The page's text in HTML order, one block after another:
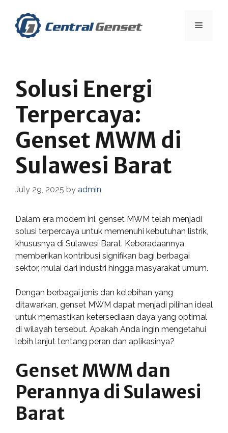
content
Menu
Solusi Energi
Terpercaya:
Genset MWM di
Sulawesi Barat
July 29, 2025 by admin
Dalam era modern ini, genset MWM telah menjadi
solusi terpercaya untuk memenuhi kebutuhan listrik,
khususnya di Sulawesi Barat. Keberadaannya
memberikan kontribusi signifikan bagi berbagai
sektor, mulai dari industri hingga masyarakat umum.
Dengan berbagai jenis dan kelebihan yang
ditawarkan, genset MWM dapat menjadi pilihan ideal
untuk memastikan ketersediaan daya yang optimal
di wilayah tersebut. Apakah Anda ingin mengetahui
lebih lanjut tentang peran dan aplikasinya?
Genset MWM dan
Perannya di Sulawesi
Barat